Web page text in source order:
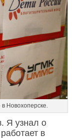
Новохоперске.
Я узнал о
в